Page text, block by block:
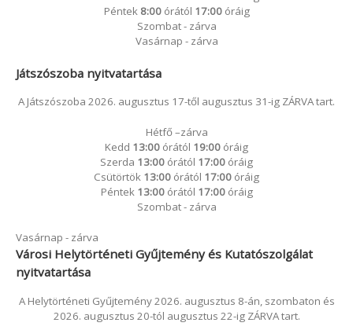
Péntek 8:00órától 17:00óráig
Szombat - zárva
Vasárnap - zárva
Játszószoba nyitvatartása
A Játszószoba 2026. augusztus 17-től augusztus 31-ig ZÁRVA tart.
Hétfő –zárva
Kedd 13:00 órától 19:00 óráig
Szerda 13:00 órától 17:00 óráig
Csütörtök 13:00 órától 17:00 óráig
Péntek 13:00órától 17:00óráig
Szombat - zárva
Vasárnap - zárva
Városi Helytörténeti Gyűjtemény és Kutatószolgálat
nyitvatartása
A Helytörténeti Gyűjtemény 2026. augusztus 8-án, szombaton és
2026. augusztus 20-tól augusztus 22-ig ZÁRVA tart.